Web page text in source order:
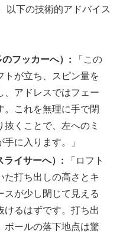
以下の技術的アドバイス
フッカーへ）: 「この
が立ち、スピン量を
、アドレスではフェー
。これを無理に手で閉
くことで、左へのミ
に入ります。」
ライサーへ）: 「ロフト
た打ち出しの高さとキ
スが少し閉じて見える
るはずです。打ち出
ボールの落下地点は驚